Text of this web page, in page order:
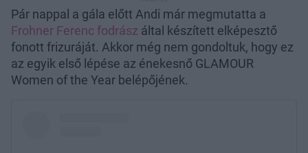
Pár nappal a gála előtt Andi már megmutatta a
Frohner Ferenc fodrász által készített elképesztő
fonott frizuráját. Akkor még nem gondoltuk, hogy ez
az egyik első lépése az énekesnő GLAMOUR
Women of the Year belépőjének.